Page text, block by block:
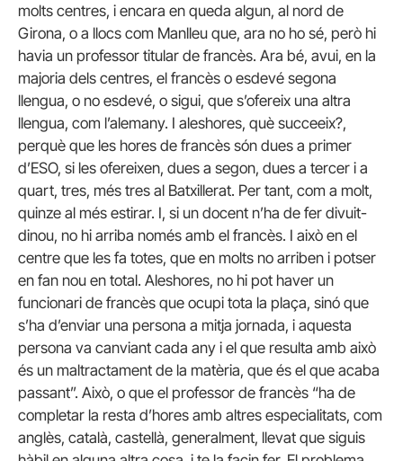
molts centres, i encara en queda algun, al nord de
Girona, o a llocs com Manlleu que, ara no ho sé, però hi
havia un professor titular de francès. Ara bé, avui, en la
majoria dels centres, el francès o esdevé segona
llengua, o no esdevé, o sigui, que s’ofereix una altra
llengua, com l’alemany. I aleshores, què succeeix?,
perquè que les hores de francès són dues a primer
d’ESO, si les ofereixen, dues a segon, dues a tercer i a
quart, tres, més tres al Batxillerat. Per tant, com a molt,
quinze al més estirar. I, si un docent n’ha de fer divuit-
dinou, no hi arriba només amb el francès. I això en el
centre que les fa totes, que en molts no arriben i potser
en fan nou en total. Aleshores, no hi pot haver un
funcionari de francès que ocupi tota la plaça, sinó que
s’ha d’enviar una persona a mitja jornada, i aquesta
persona va canviant cada any i el que resulta amb això
és un maltractament de la matèria, que és el que acaba
passant”. Això, o que el professor de francès “ha de
completar la resta d’hores amb altres especialitats, com
anglès, català, castellà, generalment, llevat que siguis